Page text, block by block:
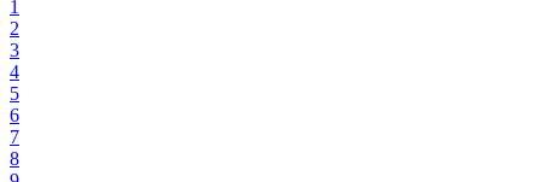
1
2
3
4
5
6
7
8